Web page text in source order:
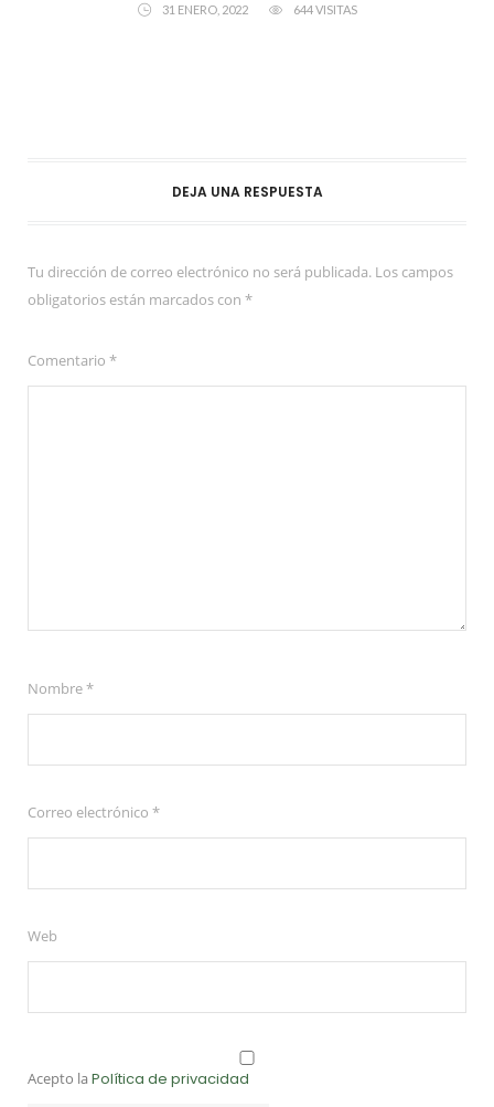
31 ENERO, 2022 644 VISITAS
DEJA UNA RESPUESTA
Tu dirección de correo electrónico no será publicada. Los campos
obligatorios están marcados con *
Comentario *
Nombre*
Correo electrónico *
Web
Acepto la Política de privacidad